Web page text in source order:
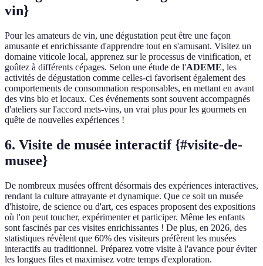
vin}
Pour les amateurs de vin, une dégustation peut être une façon
amusante et enrichissante d'apprendre tout en s'amusant. Visitez un
domaine viticole local, apprenez sur le processus de vinification, et
goûtez à différents cépages. Selon une étude de l'ADEME, les
activités de dégustation comme celles-ci favorisent également des
comportements de consommation responsables, en mettant en avant
des vins bio et locaux. Ces événements sont souvent accompagnés
d'ateliers sur l'accord mets-vins, un vrai plus pour les gourmets en
quête de nouvelles expériences !
6. Visite de musée interactif {#visite-de-
musee}
De nombreux musées offrent désormais des expériences interactives,
rendant la culture attrayante et dynamique. Que ce soit un musée
d'histoire, de science ou d'art, ces espaces proposent des expositions
où l'on peut toucher, expérimenter et participer. Même les enfants
sont fascinés par ces visites enrichissantes ! De plus, en 2026, des
statistiques révèlent que 60% des visiteurs préfèrent les musées
interactifs au traditionnel. Préparez votre visite à l'avance pour éviter
les longues files et maximisez votre temps d'exploration.